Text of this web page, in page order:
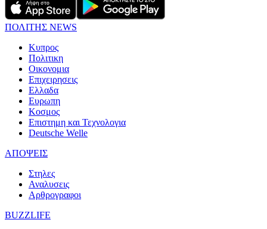
ΠΟΛΙΤΗΣ NEWS
Κυπρος
Πολιτικη
Οικονομια
Επιχειρησεις
Ελλαδα
Ευρωπη
Κοσμος
Επιστημη και Τεχνολογια
Deutsche Welle
ΑΠΟΨΕΙΣ
Στηλες
Αναλυσεις
Αρθρογραφοι
BUZZLIFE